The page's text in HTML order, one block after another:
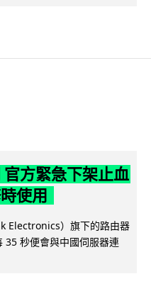
方緊急下架止血
使用
Electronics）旗下的路由器
35 秒便會與中國伺服器連